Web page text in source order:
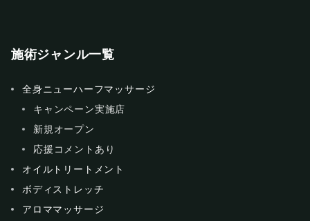
施術ジャンル一覧
全身ニューハーフマッサージ
キャンペーン実施店
新規オープン
応援コメントあり
オイルトリートメント
ボディストレッチ
アロママッサージ